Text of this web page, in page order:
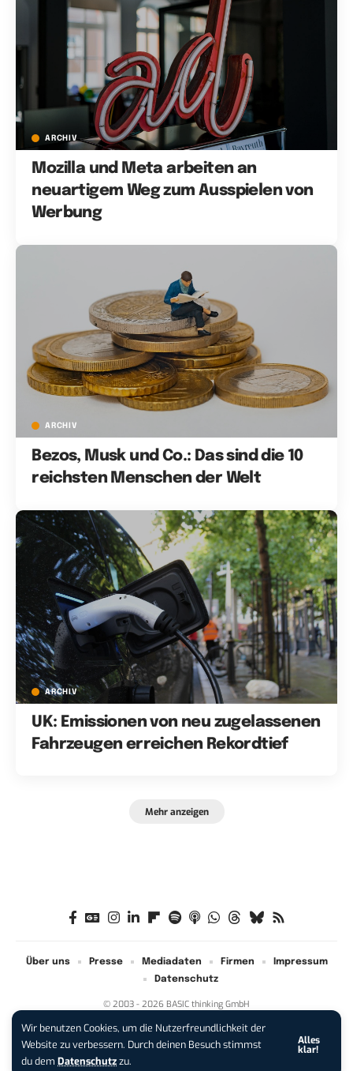
Wir benutzen Cookies, um die Nutzerfreundlichkeit der
Website zu verbessern. Durch deinen Besuch stimmst
du dem Datenschutzzu.
Alles
klar!
ARCHIV
Mozilla und Meta arbeiten an
neuartigem Weg zum Ausspielen von
Werbung
ARCHIV
Bezos, Musk und Co.: Das sind die 10
reichsten Menschen der Welt
ARCHIV
UK: Emissionen von neu zugelassenen
Fahrzeugen erreichen Rekordtief
Mehr anzeigen
© 2003 - 2026 BASIC thinking GmbH
Über uns Presse Mediadaten Firmen
Impressum
Datenschutz
iPhone 17 Pro sichern:Für 1 € +
200 € Hardware-Bonus!